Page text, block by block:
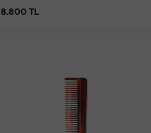
8.800 TL